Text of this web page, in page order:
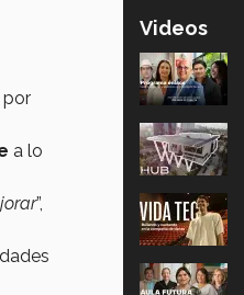
por
a lo
”,
Videos